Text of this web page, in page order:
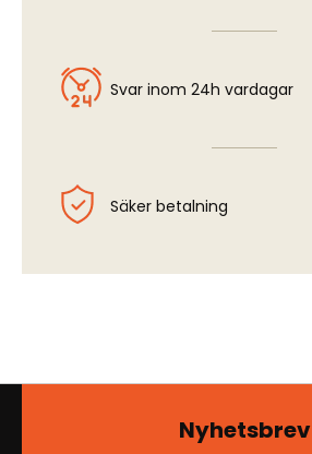
Svar inom 24h vardagar
Säker betalning
Nyhetsbrev